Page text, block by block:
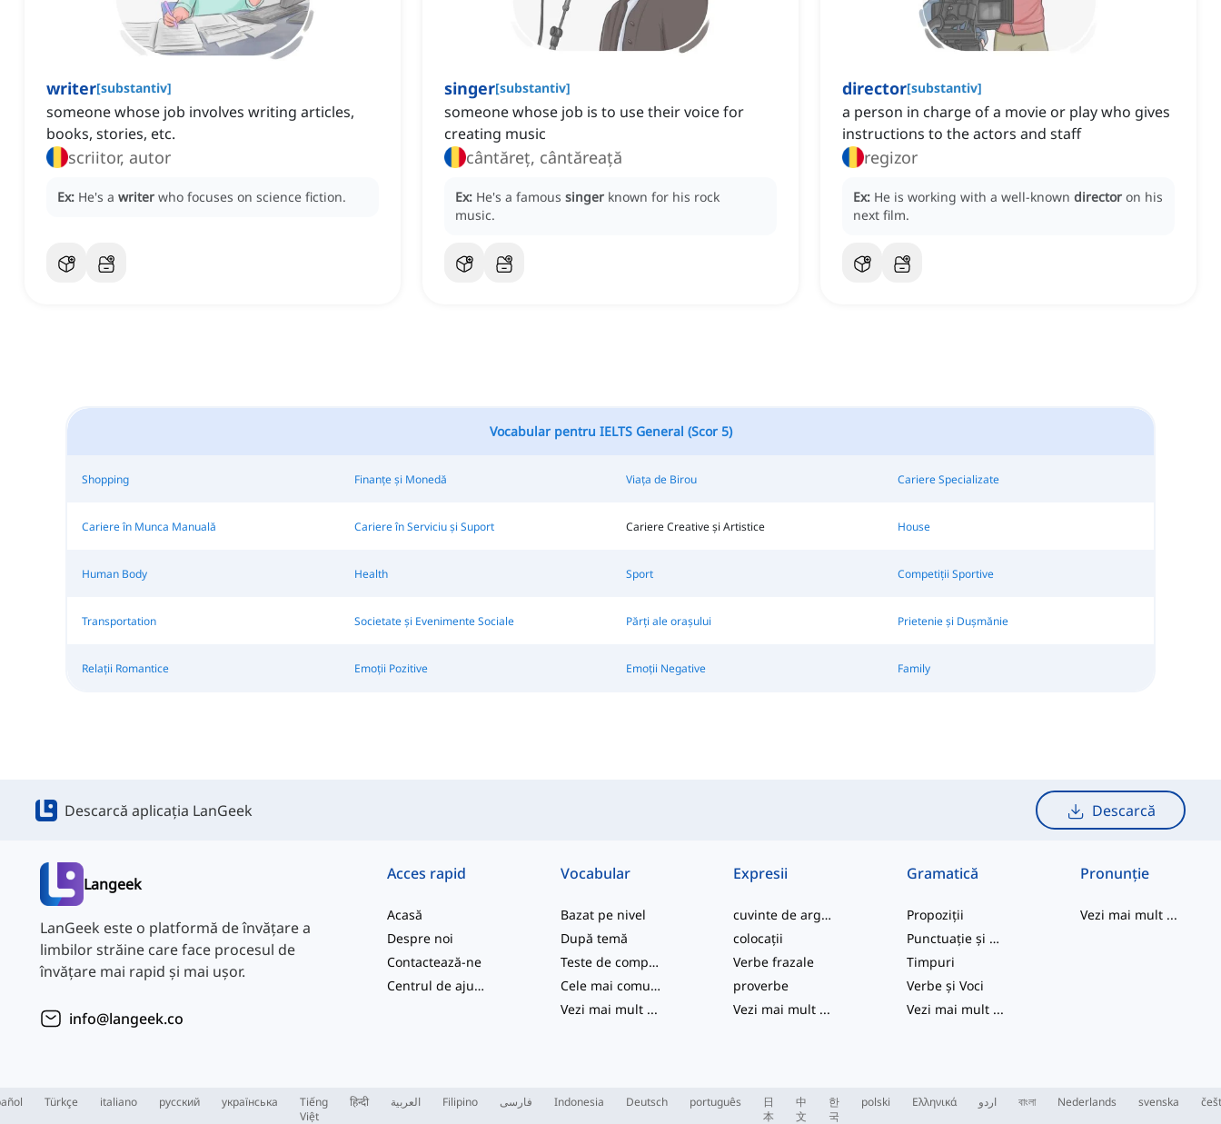
writer[substantiv]
someone whose job involves writing articles,
books, stories, etc.
scriitor, autor
Ex: He's a writer who focuses on science fiction.
singer[substantiv]
someone whose job is to use their voice for
creating music
cântăreț, cântăreață
Ex: He's a famous singer known for his rock
music.
director[substantiv]
a person in charge of a movie or play who gives
instructions to the actors and staff
regizor
Ex: He is working with a well-known director on his
next film.
Vocabular pentru IELTS General (Scor 5)
Shopping Finanțe și Monedă Viața de Birou Cariere Specializate
Cariere în Munca Manuală Cariere în Serviciu și Suport Cariere Creative și Artistice House
Human Body Health Sport Competiții Sportive
Transportation Societate și Evenimente Sociale Părți ale orașului Prietenie și Dușmănie
Relații Romantice Emoții Pozitive Emoții Negative Family
Descarcă aplicația LanGeek Descarcă
Langeek
LanGeek este o platformă de învățare a
limbilor străine care face procesul de
învățare mai rapid și mai ușor.
info@langeek.co
Acces rapid
Acasă
Despre noi
Contactează-ne
Centrul de ajutor
Vocabular
Bazat pe nivel
După temă
Teste de competență
Cele mai comune
Vezi mai mult...
Expresii
cuvinte de argou
colocații
Verbe frazale
proverbe
Vezi mai mult ...
Gramatică
Propoziții
Punctuație și Ortografie
Timpuri
Verbe și Voci
Vezi mai mult ...
Pronunție
Vezi mai mult ...
Türkçe italiano русский українська
Tiếng
Việt
हिन्दी العربية Filipino فارسی Indonesia Deutsch português
日
本
中
文
한
국
polski Ελληνικά اردو বাংলা Nederlands svenska